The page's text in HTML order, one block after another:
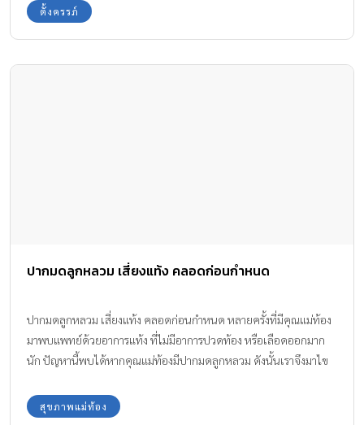
ตั้งครรภ์
ปากมดลูกหลวม เสี่ยงแท้ง คลอดก่อนกำหนด
ปากมดลูกหลวม เสี่ยงแท้ง คลอดก่อนกำหนด หลายครั้งที่มีคุณแม่ท้อง
มาพบแพทย์ด้วยอาการแท้ง ที่ไม่มีอาการปวดท้อง หรือเลือดออกมาก
นัก ปัญหานี้พบได้หากคุณแม่ท้องมีปากมดลูกหลวม ดังนั้นเราจึงมาไข
ได้รู้จักกันค่ะ
สุขภาพแม่ท้อง